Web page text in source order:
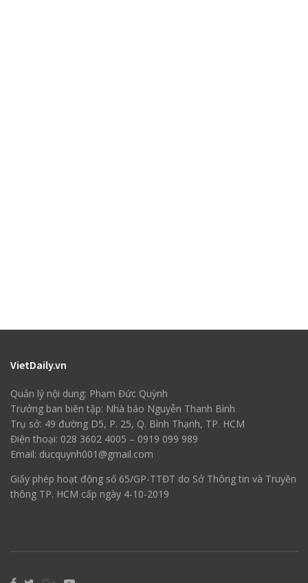
VietDaily.vn
Quản lý nội dung: Phạm Đức Quỳnh
Trưởng ban biên tập: Nhà báo Nguyễn Thanh Bình
Trụ sở: 49 đường D5, P. 25, Q. Bình Thạnh, TP. HCM
Điện thoại: 028 3602 4005 – 0919 099 989
Email: ducquynh001@gmail.com
Giấy phép hoạt động số 65/GP-TTĐT do Sở Thông tin và Truyền
thông TP. HCM cấp ngày 4-10-2019